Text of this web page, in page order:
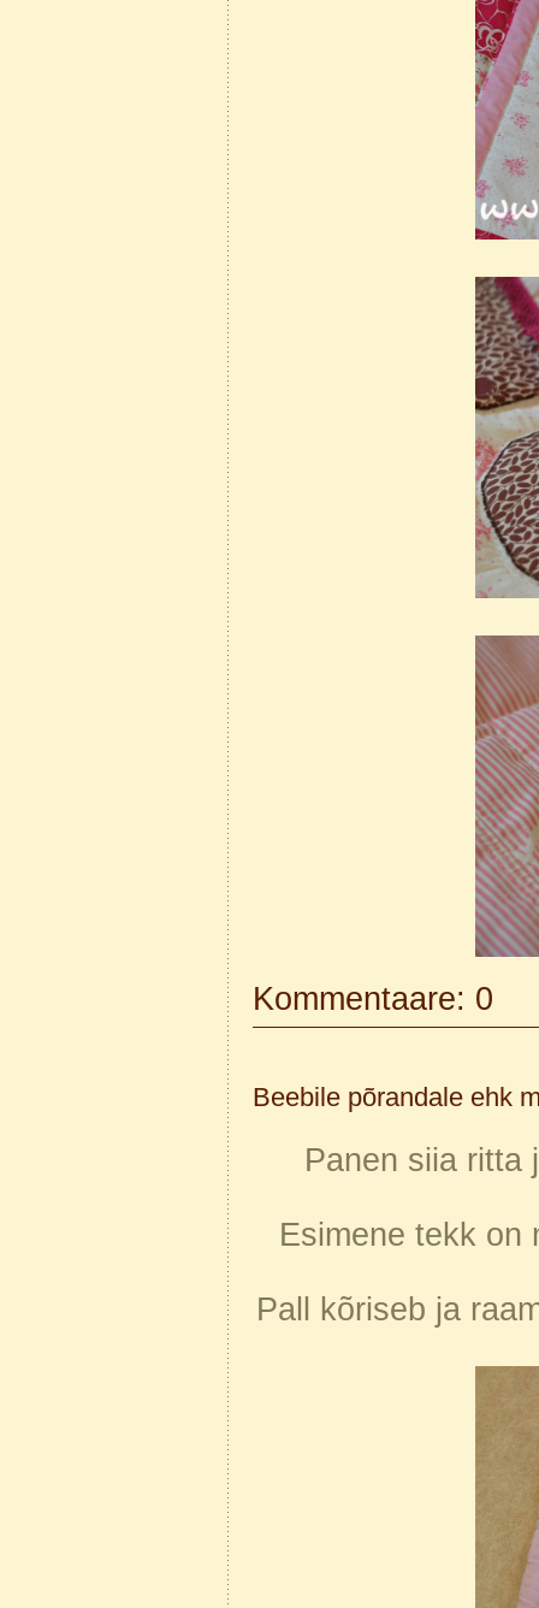
Kommentaare: 0
Beebile põrandale ehk
Panen siia ritta
Esimene tekk on
Pall kõriseb ja